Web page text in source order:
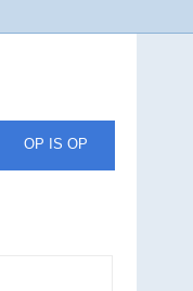
OP IS OP